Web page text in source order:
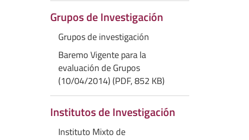
Grupos de Investigación
Grupos de investigación
Baremo Vigente para la
evaluación de Grupos
(10/04/2014) (PDF, 852 KB)
Institutos de Investigación
Instituto Mixto de